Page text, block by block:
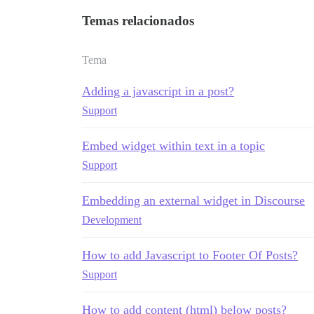
Temas relacionados
Tema
Adding a javascript in a post?
Support
Embed widget within text in a topic
Support
Embedding an external widget in Discourse
Development
How to add Javascript to Footer Of Posts?
Support
How to add content (html) below posts?